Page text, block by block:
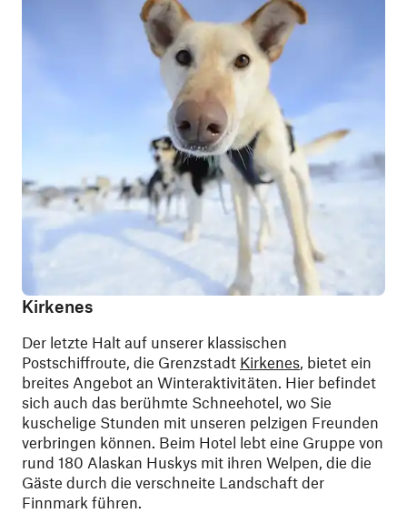
Kirkenes
Der letzte Halt auf unserer klassischen
Postschiffroute, die Grenzstadt Kirkenes, bietet ein
breites Angebot an Winteraktivitäten. Hier befindet
sich auch das berühmte Schneehotel, wo Sie
kuschelige Stunden mit unseren pelzigen Freunden
verbringen können. Beim Hotel lebt eine Gruppe von
rund 180 Alaskan Huskys mit ihren Welpen, die die
Gäste durch die verschneite Landschaft der
Finnmark führen.